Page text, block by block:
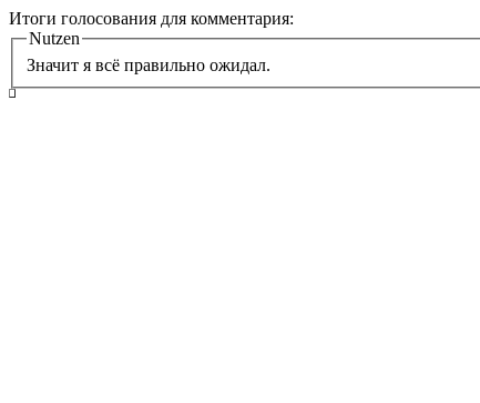
Итоги голосования для комментария:
Nutzen
Значит я всё правильно ожидал.